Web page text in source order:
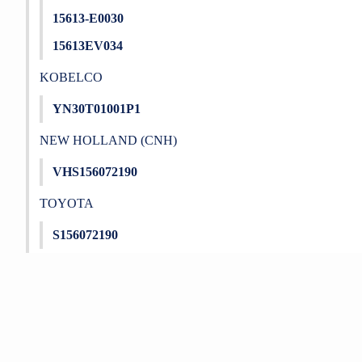
15613-E0030
15613EV034
KOBELCO
YN30T01001P1
NEW HOLLAND (CNH)
VHS156072190
TOYOTA
S156072190